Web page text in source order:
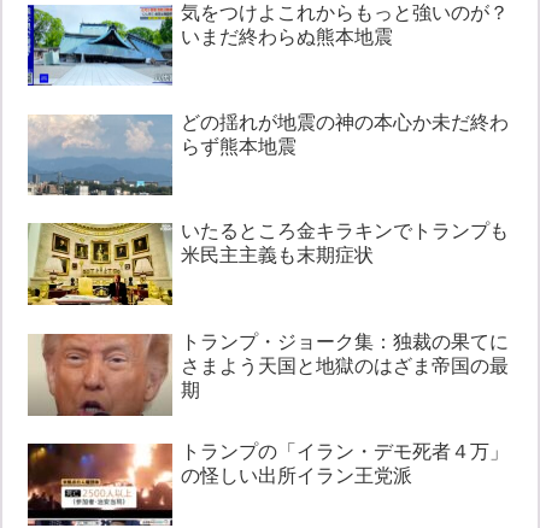
気をつけよこれからもっと強いのが？
いまだ終わらぬ熊本地震
どの揺れが地震の神の本心か未だ終わ
らず熊本地震
いたるところ金キラキンでトランプも
米民主主義も末期症状
トランプ・ジョーク集：独裁の果てに
さまよう天国と地獄のはざま帝国の最
期
トランプの「イラン・デモ死者４万」
の怪しい出所イラン王党派